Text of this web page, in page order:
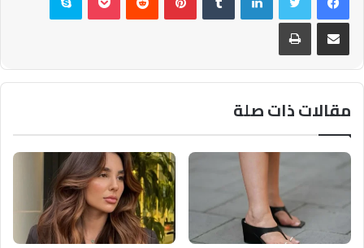
مشاركة عبر البريد طباعة
مقالات ذات صلة